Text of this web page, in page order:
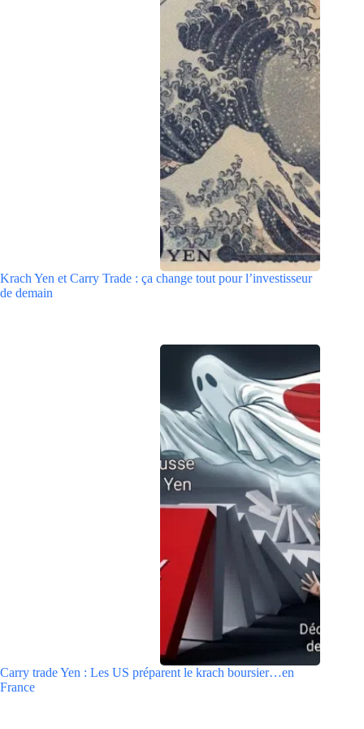
Krach Yen et Carry Trade : ça change tout pour l’investisseur
de demain
Carry trade Yen : Les US préparent le krach boursier…en
France